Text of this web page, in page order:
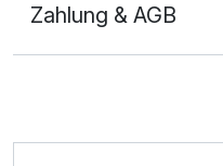
Zusatznächte
Zahlung & AGB